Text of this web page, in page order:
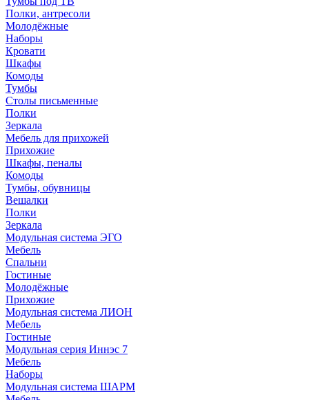
Полки, антресоли
Молодёжные
Наборы
Кровати
Шкафы
Комоды
Тумбы
Столы письменные
Полки
Зеркала
Мебель для прихожей
Прихожие
Шкафы, пеналы
Комоды
Тумбы, обувницы
Вешалки
Полки
Зеркала
Модульная система ЭГО
Мебель
Спальни
Гостиные
Молодёжные
Прихожие
Модульная система ЛИОН
Мебель
Гостиные
Модульная серия Иннэс 7
Мебель
Наборы
Модульная система ШАРМ